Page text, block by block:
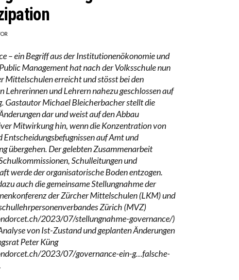
– ein Begriff aus der Institutionenökonomie und
Management hat nach der Volksschule nun
Mittelschulen erreicht und stösst bei den
Lehrerinnen und Lehrern nahezu geschlossen auf
Gastautor Michael Bleicherbacher stellt die
dar und weist auf den Abbau
Mitwirkung hin, wenn die Konzentration von
Entscheidungsbefugnissen auf Amt und
übergehen. Der gelebten Zusammenarbeit
Schulleitungen und
werde der organisatorische Boden entzogen.
auch die gemeinsame Stellungnahme der
der Zürcher Mittelschulen (LKM) und
Zürich (MVZ)
2023/07/stellungnahme-governance/)
von Ist-Zustand und geplanten Änderungen
Peter Küng
2023/07/governance-ein-g…falsche-